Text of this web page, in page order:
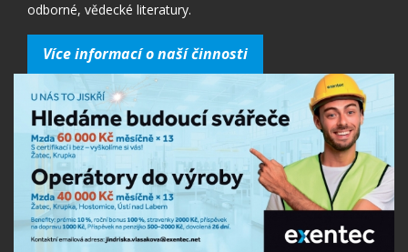
odborné, vědecké literatury.
Více informací o naší činnosti